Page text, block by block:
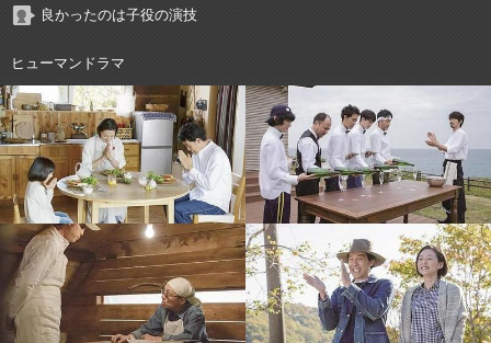
良かったのは子役の演技
ヒューマンドラマ